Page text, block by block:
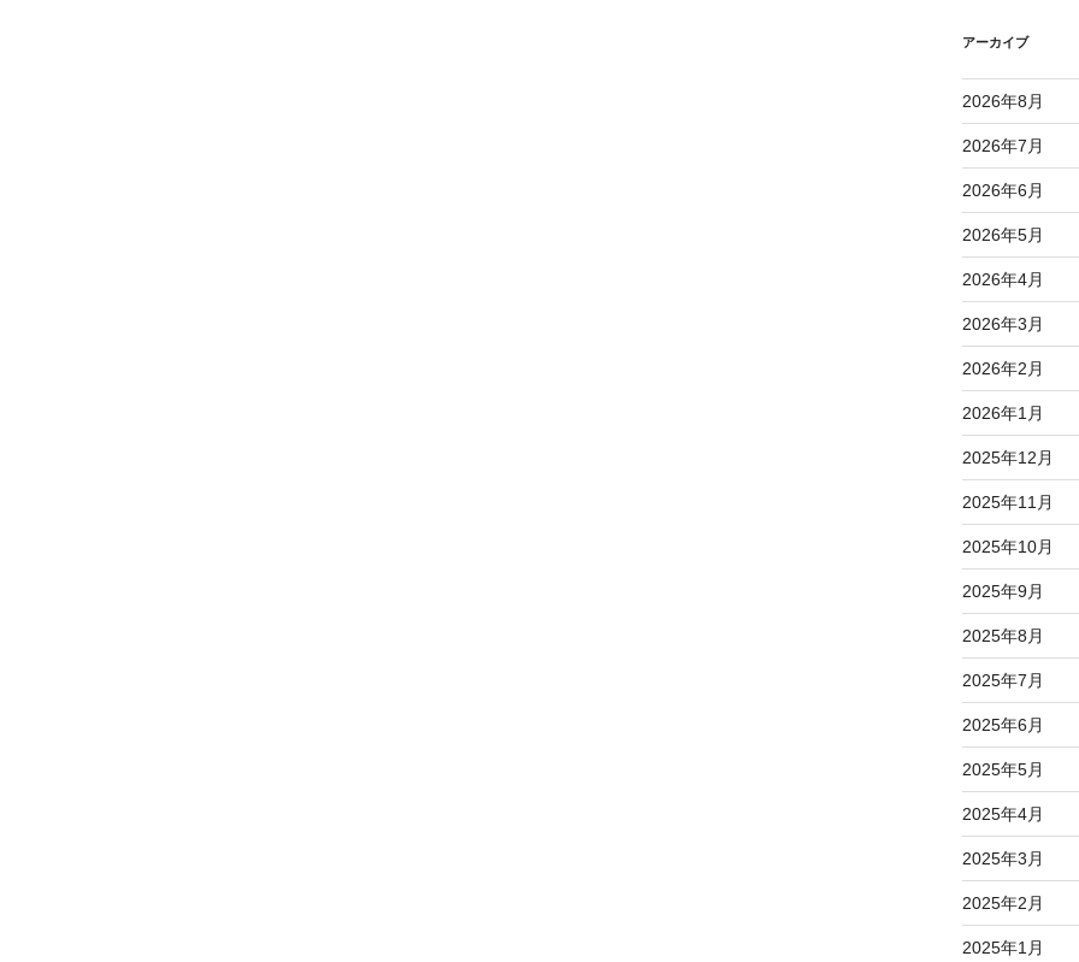
アーカイブ
2026年8月
2026年7月
2026年6月
2026年5月
2026年4月
2026年3月
2026年2月
2026年1月
2025年12月
2025年11月
2025年10月
2025年9月
2025年8月
2025年7月
2025年6月
2025年5月
2025年4月
2025年3月
2025年2月
2025年1月